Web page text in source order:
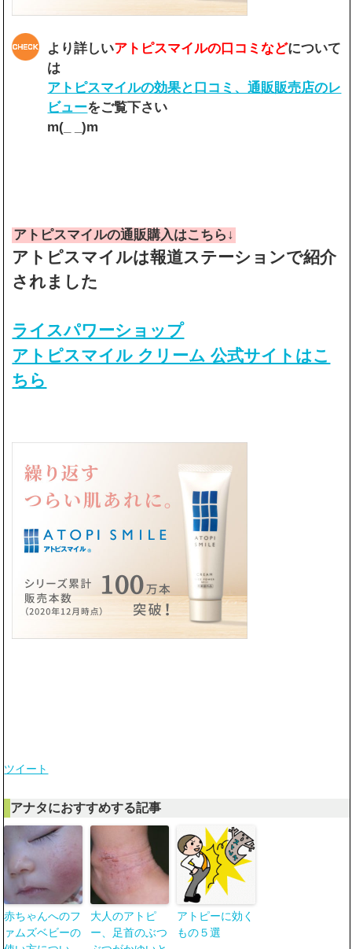
より詳しいアトピスマイルの口コミなどについて
は
アトピスマイルの効果と口コミ、通販販売店のレ
ビューをご覧下さい
m(_ _)m
アトピスマイルの通販購入はこちら↓
アトピスマイルは報道ステーションで紹介
されました
ライスパワーショップ
アトピスマイル クリーム 公式サイトはこ
ちら
ツイート
アナタにおすすめする記事
赤ちゃんへのフ
ァムズベビーの
大人のアトピ
ー、足首のぶつ
アトピーに効く
もの５選